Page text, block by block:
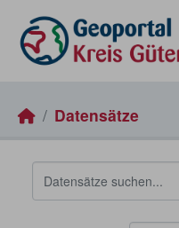
Datensätze